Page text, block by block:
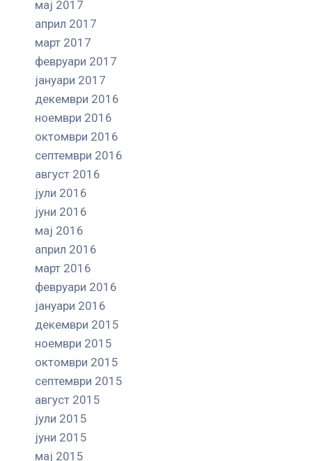
мај 2017
април 2017
март 2017
февруари 2017
јануари 2017
декември 2016
ноември 2016
октомври 2016
септември 2016
август 2016
јули 2016
јуни 2016
мај 2016
април 2016
март 2016
февруари 2016
јануари 2016
декември 2015
ноември 2015
октомври 2015
септември 2015
август 2015
јули 2015
јуни 2015
мај 2015